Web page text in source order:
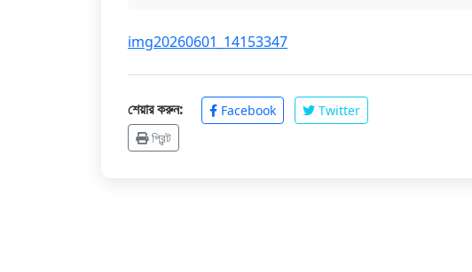
img20260601_14153347
শেয়ার করুন: Facebook
Twitter
প্রিন্ট